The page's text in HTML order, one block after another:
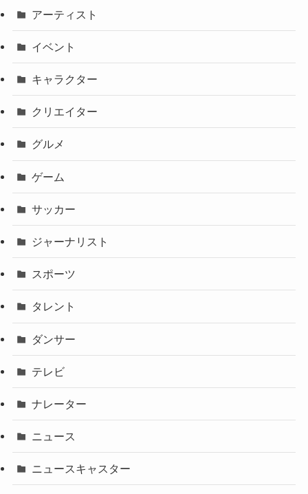
アーティスト
イベント
キャラクター
クリエイター
グルメ
ゲーム
サッカー
ジャーナリスト
スポーツ
タレント
ダンサー
テレビ
ナレーター
ニュース
ニュースキャスター